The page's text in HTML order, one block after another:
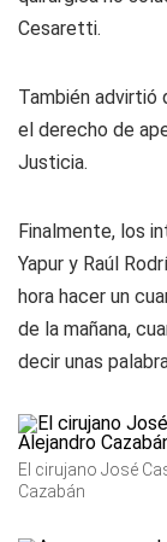
Cesaretti.
También advirtió
el derecho de
Justicia.
Finalmente, los
Yapur y Raúl
hora hacer un
de la mañana,
decir unas
El cirujano José
Cazabán